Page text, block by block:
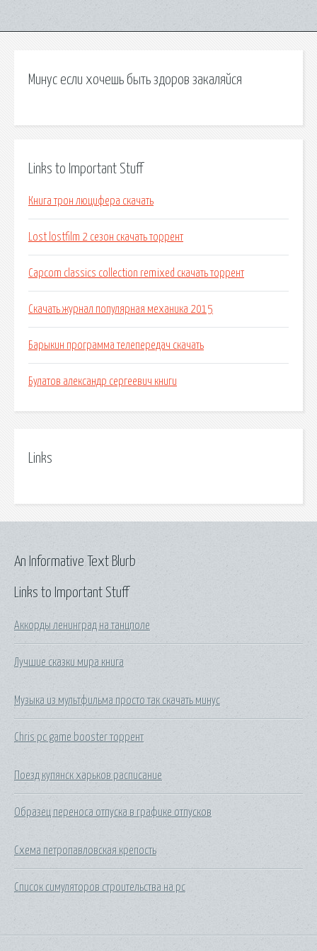
Минус если хочешь быть здоров закаляйся
Links to Important Stuff
Книга трон люцифера скачать
Lost lostfilm 2 сезон скачать торрент
Capcom classics collection remixed скачать торрент
Скачать журнал популярная механика 2015
Барыкин программа телепередач скачать
Булатов александр сергеевич книги
Links
Links to Important Stuff
Аккорды ленинград на танцполе
Лучшие сказки мира книга
Музыка из мультфильма просто так скачать минус
Chris pc game booster торрент
Поезд купянск харьков расписание
Образец переноса отпуска в графике отпусков
Схема петропавловская крепость
Список симуляторов строительства на pc
An Informative Text Blurb